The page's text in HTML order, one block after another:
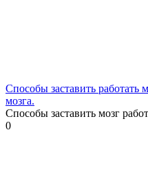
Способы заставить
мозга.
Способы заставить мозг
0